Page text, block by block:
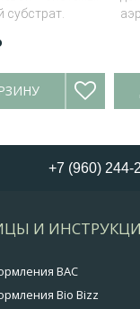
субстрат.
+7 (960) 244-
И
BAC
Bio Bizz